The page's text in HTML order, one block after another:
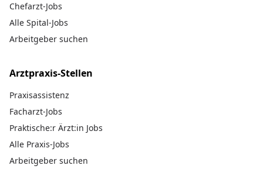
Chefarzt-Jobs
Alle Spital-Jobs
Arbeitgeber suchen
Arztpraxis-Stellen
Praxisassistenz
Facharzt-Jobs
Praktische:r Ärzt:in Jobs
Alle Praxis-Jobs
Arbeitgeber suchen